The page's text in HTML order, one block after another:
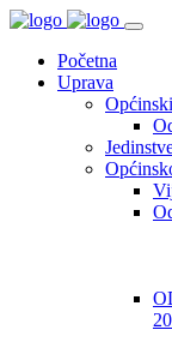
Početna
Uprava